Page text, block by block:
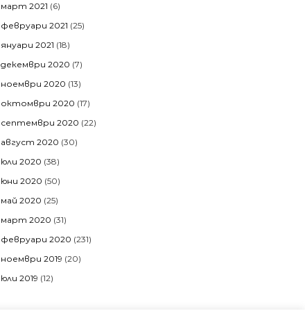
март 2021 (6)
февруари 2021 (25)
януари 2021 (18)
декември 2020 (7)
ноември 2020 (13)
октомври 2020 (17)
септември 2020 (22)
август 2020 (30)
юли 2020 (38)
юни 2020 (50)
май 2020 (25)
март 2020 (31)
февруари 2020 (231)
ноември 2019 (20)
юли 2019 (12)